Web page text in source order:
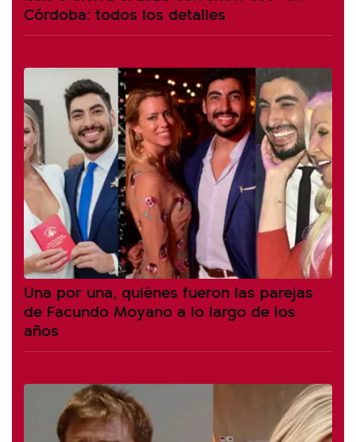
Córdoba: todos los detalles
Una por una, quiénes fueron las parejas
de Facundo Moyano a lo largo de los
años